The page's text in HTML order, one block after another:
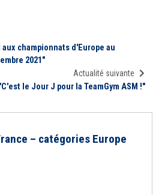
aux championnats d'Europe au
2021"
Actualité suivante
le Jour J pour la TeamGym ASM !"
– catégories Europe